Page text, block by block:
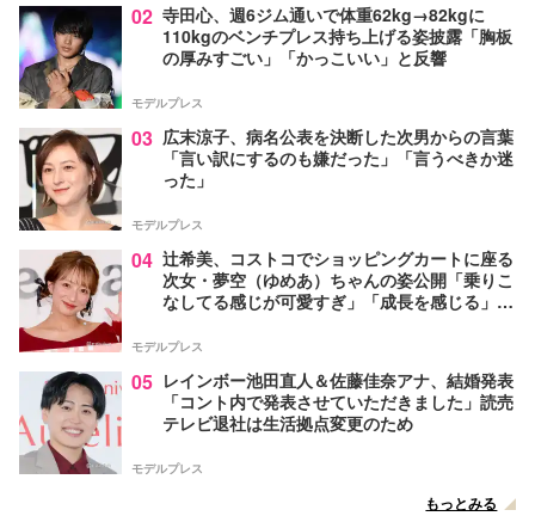
02 寺田心、週6ジム通いで体重62kg→82kgに
110kgのベンチプレス持ち上げる姿披露「胸板
の厚みすごい」「かっこいい」と反響
モデルプレス
03 広末涼子、病名公表を決断した次男からの言葉
「言い訳にするのも嫌だった」「言うべきか迷
った」
モデルプレス
04 辻希美、コストコでショッピングカートに座る
次女・夢空（ゆめあ）ちゃんの姿公開「乗りこ
なしてる感じが可愛すぎ」「成長を感じる」の
モデルプレス
05 レインボー池田直人＆佐藤佳奈アナ、結婚発表
「コント内で発表させていただきました」読売
テレビ退社は生活拠点変更のため
モデルプレス
もっとみる